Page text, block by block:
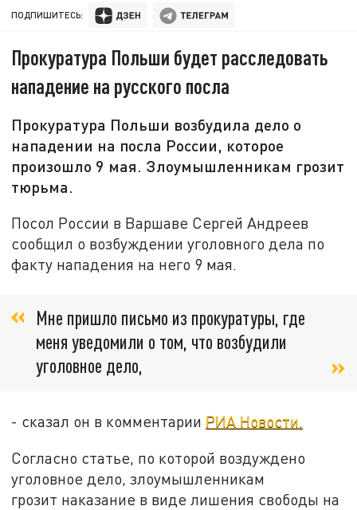
ПОДПИШИТЕСЬ:
Прокуратура Польши будет расследовать
нападение на русского посла
Прокуратура Польши возбудила дело о
нападении на посла России, которое
произошло 9 мая. Злоумышленникам грозит
тюрьма.
Посол России в Варшаве Сергей Андреев
сообщил о возбуждении уголовного дела по
факту нападения на него 9 мая.
Мне пришло письмо из прокуратуры, где
меня уведомили о том, что возбудили
уголовное дело,
- сказал он в комментарии РИА Новости.
Согласно статье, по которой воздуждено
уголовное дело, злоумышленникам
грозит наказание в виде лишения свободы на